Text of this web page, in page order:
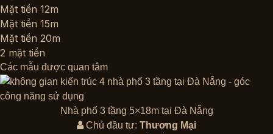
Mặt tiền 12m
Mặt tiền 15m
Mặt tiền 20m
2 mặt tiền
Các mẫu được quan tâm
Nhà phố 3 tầng 5×18m tại Đà Nẵng
Chủ đầu tư: Thương Mại